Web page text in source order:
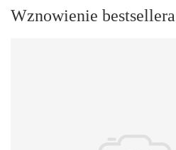
Wznowienie bestsellera